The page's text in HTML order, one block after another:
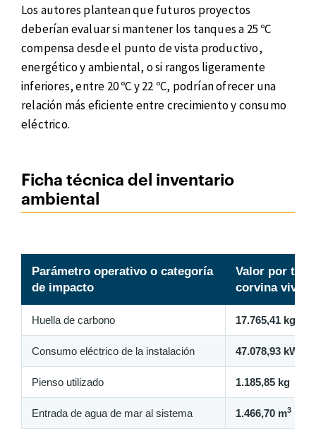
Los autores plantean que futuros proyectos
deberían evaluar si mantener los tanques a 25 ºC
compensa desde el punto de vista productivo,
energético y ambiental, o si rangos ligeramente
inferiores, entre 20 ºC y 22 ºC, podrían ofrecer una
relación más eficiente entre crecimiento y consumo
eléctrico.
Ficha técnica del inventario
ambiental
Parámetro operativo o categoría
de impacto
Valor por
corvina viva
Huella de carbono 17.765,41 kg CO
Consumo eléctrico de la instalación 47.078,93 kWh
Pienso utilizado 1.185,85 kg
Entrada de agua de mar al sistema 1.466,70 m3